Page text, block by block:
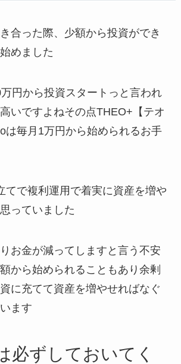
合った際、 少額から投資ができ
めました
円から投資スタートっと言われ
いですよねその点THEO+【テオ
は毎月1万円から始められるお手
てで複利運用で着実に資産を増や
っていました
お金が減ってしますと言う不安
から始められることもあり余剰
に充てて資産を増やせればなぐ
ます
必ずしておいてく